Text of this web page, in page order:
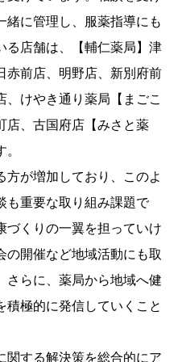
緒に管理し、服薬指導にも
る店舗は、【輔仁薬局】津
赤前店、明野店、新別府前
、けやき通り薬局【まごこ
店、古国府店【みさと薬
方が増加しており、このよ
も重要な取り組み課題で
づくりの一翼を担っていけ
の開催など地域活動にも取
さらに、薬局から地域へ健
積極的に発信していくこと
関する解決策を総合的にア